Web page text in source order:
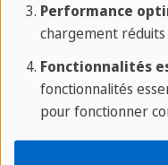
Écoles pour les juniors
St. Julian's
Paul's Bay
Brighton
Barcelone
Performance
chargement
Fonctionnalités
fonctionnalités
pour fonctionner